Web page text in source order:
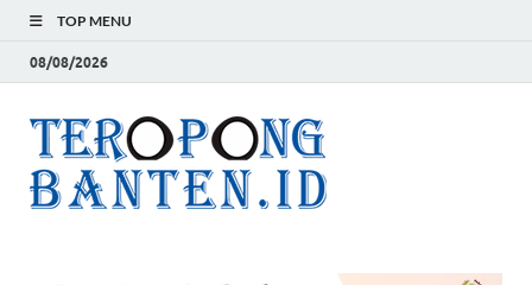
TOP MENU
08/08/2026